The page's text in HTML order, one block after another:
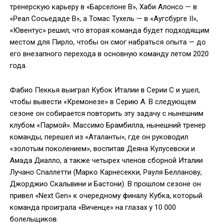
тренерскую карьеру в «Барселоне В», Хаби Алонсо — в
«Реал Сосьедаде В», а Томас Тухель — в «Аугсбурге II»,
«Ювентус» решил, что вторая команда будет подходящим
местом для Пирло, чтобы он смог набраться опыта — до
его внезапного перехода в основную команду летом 2020
года.
Фабио Пеккья выиграл Кубок Италии в Серии C и ушел,
чтобы вывести «Кремонезе» в Серию A. В следующем
сезоне он собирается повторить эту задачу с нынешним
клубом «Пармой». Массимо Брамбилла, нынешний тренер
команды, перешел из «Аталанты», где он руководил
«золотым поколением», воспитав Деяна Кулусевски и
Амада Диалло, а также четырех членов сборной Италии
Лучано Спаллетти (Марко Карнесекки, Рауля Белланову,
Джорджио Скальвини и Бастони). В прошлом сезоне он
привел «Next Gen» к очередному финалу Кубка, который
команда проиграла «Виченце» на глазах у 10 000
болельщиков.